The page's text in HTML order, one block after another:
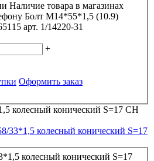
Наличие товара в магазинах
Болт М14*55*1,5 (10.9)
карданного вала 65115 арт. 1/14220-31
+
Оформить заказ
33*1,5 колесный конический S=17